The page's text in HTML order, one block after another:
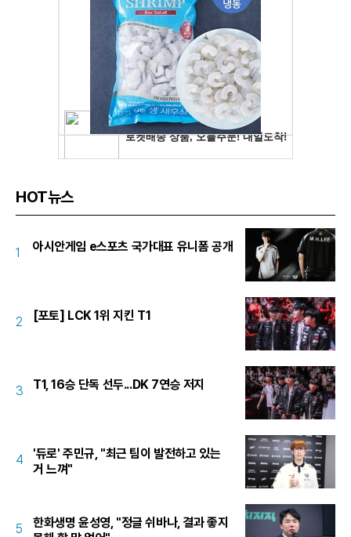
HOT뉴스
1 아시안게임 e스포츠 국가대표 유니폼 공개
2 [포토] LCK 1위 지킨 T1
3 T1, 16승 단독 선두...DK 7연승 저지
4
'듀로' 주민규, "최근 팀이 발전하고 있는
거 느껴"
5
한화생명 윤성영, "정글 쉬바나, 결과 좋지